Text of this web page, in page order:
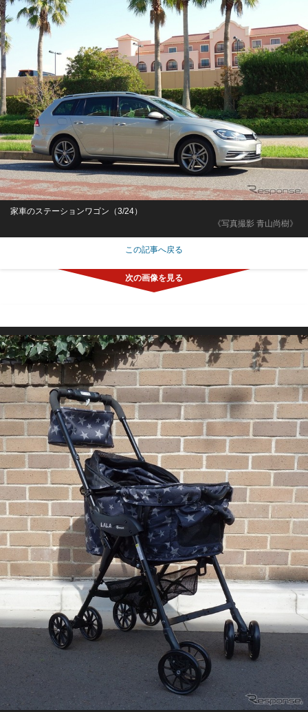
《写真撮影 青山尚樹》
家車のステーションワゴン（3/24）
この記事へ戻る